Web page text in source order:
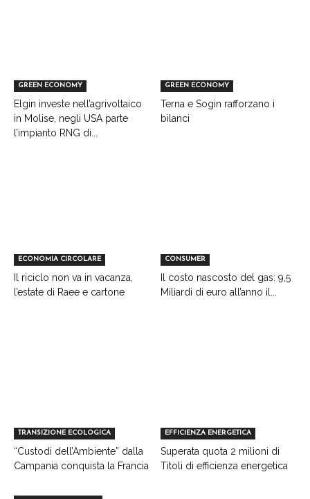
GREEN ECONOMY
Elgin investe nell’agrivoltaico
in Molise, negli USA parte
l’impianto RNG di...
GREEN ECONOMY
Terna e Sogin rafforzano i
bilanci
ECONOMIA CIRCOLARE
Il riciclo non va in vacanza,
l’estate di Raee e cartone
CONSUMER
Il costo nascosto del gas: 9,5
Miliardi di euro all’anno il...
TRANSIZIONE ECOLOGICA
“Custodi dell’Ambiente” dalla
Campania conquista la Francia
EFFICIENZA ENERGETICA
Superata quota 2 milioni di
Titoli di efficienza energetica